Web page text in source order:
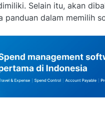
Selain itu, akan
panduan dalam memilih